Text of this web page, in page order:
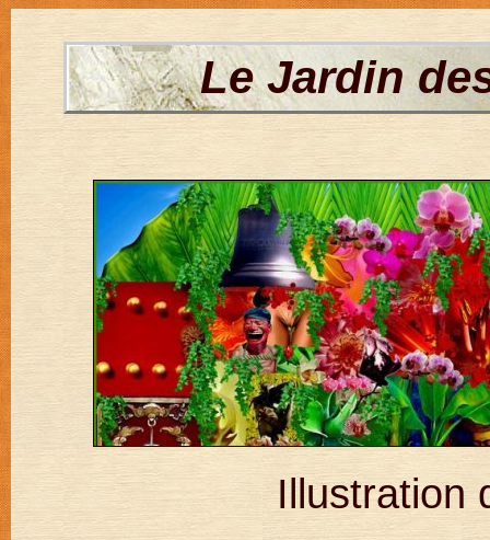
Le Jardin
Illustration